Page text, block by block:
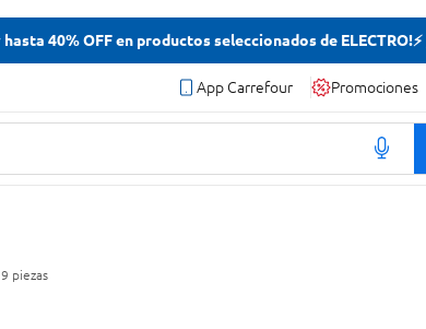
hasta 40% OFF en productos seleccionados de ELECTRO!⚡
App Carrefour Promociones
piezas